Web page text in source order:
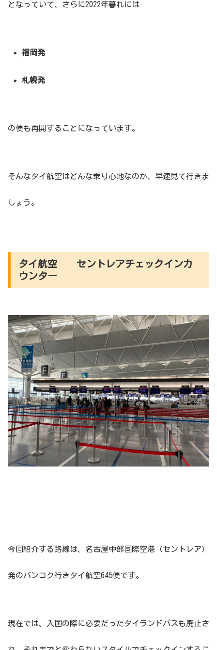
となっていて、さらに2022年暮れには
福岡発
札幌発
の便も再開することになっています。
そんなタイ航空はどんな乗り心地なのか、早速見て行きま
しょう。
タイ航空 セントレアチェックインカ
ウンター
今回紹介する路線は、名古屋中部国際空港（セントレア）
発のバンコク行きタイ航空645便です。
現在では、入国の際に必要だったタイランドパスも廃止さ